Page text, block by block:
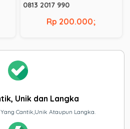
0813 2017 990
Rp 200.000;
Unik dan Langka
Cantik,Unik Ataupun Langka.